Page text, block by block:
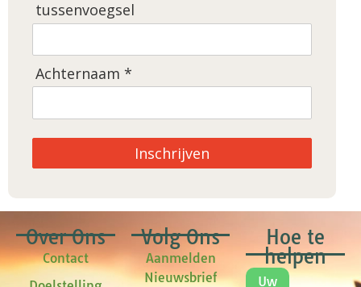
tussenvoegsel
Achternaam *
Inschrijven
Over Ons
Contact
Volg Ons
Aanmelden
Nieuwsbrief
Hoe te
helpen
Uw